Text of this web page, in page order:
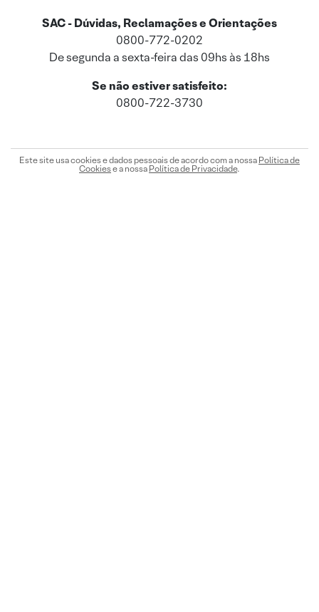
SAC - Dúvidas, Reclamações e Orientações
0800-772-0202
De segunda a sexta-feira das 09hs às 18hs
Se não estiver satisfeito:
0800-722-3730
Este site usa cookies e dados pessoais de acordo com a nossa Política de
Cookiese a nossa Política de Privacidade.